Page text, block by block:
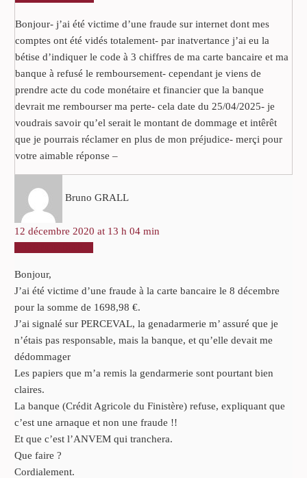
Bonjour- j’ai été victime d’une fraude sur internet dont mes
comptes ont été vidés totalement- par inatvertance j’ai eu la
bétise d’indiquer le code à 3 chiffres de ma carte bancaire et ma
banque à refusé le remboursement- cependant je viens de
prendre acte du code monétaire et financier que la banque
devrait me rembourser ma perte- cela date du 25/04/2025- je
voudrais savoir qu’el serait le montant de dommage et intêrêt
que je pourrais réclamer en plus de mon préjudice- merçi pour
votre aimable réponse –
Bruno GRALL
12 décembre 2020 at 13 h 04 min
Bonjour,
J’ai été victime d’une fraude à la carte bancaire le 8 décembre
pour la somme de 1698,98 €.
J’ai signalé sur PERCEVAL, la genadarmerie m’ assuré que je
n’étais pas responsable, mais la banque, et qu’elle devait me
dédommager
Les papiers que m’a remis la gendarmerie sont pourtant bien
claires.
La banque (Crédit Agricole du Finistère) refuse, expliquant que
c’est une arnaque et non une fraude !!
Et que c’est l’ANVEM qui tranchera.
Que faire ?
Cordialement.